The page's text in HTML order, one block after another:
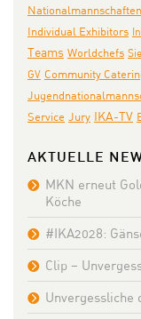
Nationalmannschaften
Individual Exhibitors
Teams Worldchefs
GV Community
Service Jury IKA-TV
AKTUELLE
MKN erneut
Köche
#IKA2028:
Clip –
Unvergessliche